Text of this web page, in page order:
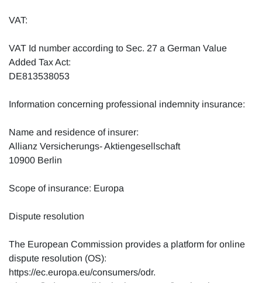
VAT:
VAT Id number according to Sec. 27 a German Value
Added Tax Act:
DE813538053
Information concerning professional indemnity insurance:
Name and residence of insurer:
Allianz Versicherungs- Aktiengesellschaft
10900 Berlin
Scope of insurance: Europa
Dispute resolution
The European Commission provides a platform for online
dispute resolution (OS):
https://ec.europa.eu/consumers/odr.